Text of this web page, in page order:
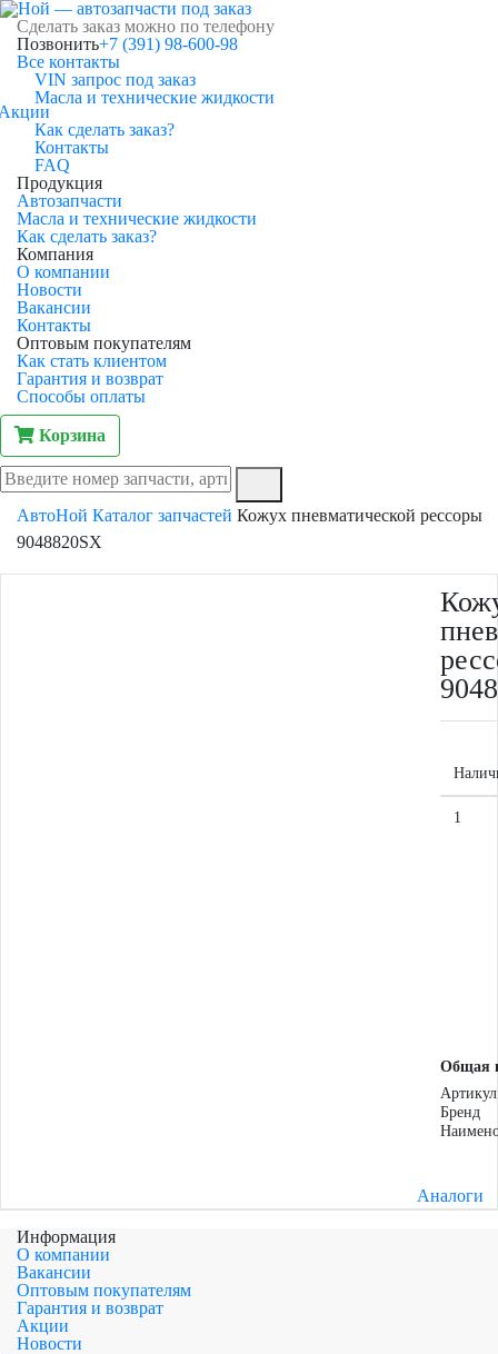
Сделать заказ можно по телефону
Позвонить+7 (391) 98-600-98
Все контакты
VIN запрос под заказ
Масла и технические жидкости
Как сделать заказ?
Контакты
FAQ
Продукция
Автозапчасти
Масла и технические жидкости
Как сделать заказ?
Компания
О компании
Новости
Вакансии
Контакты
Оптовым покупателям
Как стать клиентом
Гарантия и возврат
Способы оплаты
Корзина
АвтоНой Каталог запчастей Кожух пневматической рессоры
9048820SX
1
Общая
Артикул
Бренд
Аналоги
Информация
О компании
Вакансии
Оптовым покупателям
Гарантия и возврат
Акции
Новости